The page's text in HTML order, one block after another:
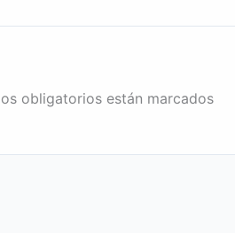
obligatorios están marcados